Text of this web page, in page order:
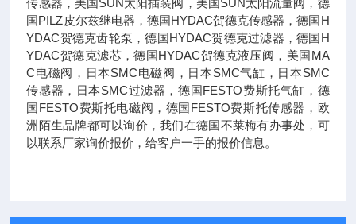
传感器，美国SUN太阳插装阀，美国SUN太阳流量阀，德
国PILZ皮尔兹继电器，德国HYDAC贺德克传感器，德国H
YDAC贺德克齿轮泵，德国HYDAC贺德克过滤器，德国H
YDAC贺德克滤芯，德国HYDAC贺德克液压阀，美国MA
C电磁阀，日本SMC电磁阀，日本SMC气缸，日本SMC
传感器，日本SMC过滤器，德国FESTO费斯托气缸，德
国FESTO费斯托电磁阀，德国FESTO费斯托传感器，欧
洲陌生品牌都可以询价，我们在德国不莱梅有办事处，可
以联系厂家询价报价，给客户一手的报价信息。